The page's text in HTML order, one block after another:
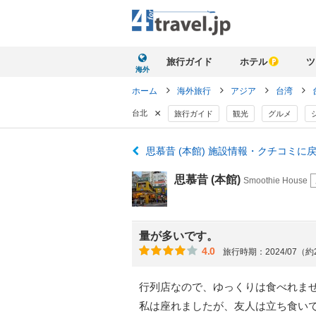
海外
旅行ガイド ホテル
ホーム 海外旅行 アジア 台湾
台北 × 旅行ガイド 観光 グルメ
思慕昔 (本館) 施設情報・クチコミに
思慕昔 (本館) Smoothie House
量が多いです。
4.0 旅行時期：2024/07（約
行列店なので、ゆっくりは食べれま
私は座れましたが、友人は立ち食い